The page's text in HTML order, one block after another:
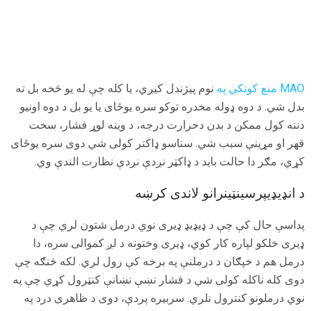
MAO منع کونکي په
نوم پیژندل کیږي، یا کله چې له یو څخه بل ته
بدل شي. د دوه ډوله مخدره توکو سره یوځاى یا یو بل د دوه اونیو
دننه کول ممکن د بدن دحرارت درجه، د وینه لوړ فشار، سخت
قهر او مړینې سبب شي. ستاسو ډاکتر کولی شي دوی سره یوځای
کړي، مګر دا حالت باید د ډاکټر نږدې نږدې نظارت الندې وي.
د انډیډیپرسینټینرانو لاندی کرښه
پداسې حال کې چې د ډیډیډ ډیری نوي درمل شتون لري چې د
ډیری خلکو لپاره کار کوي، ډیری وختونه د لږ کموالی سره، دا
درمل هم د خپګان د درملنې په برخه کې رول لري. لکه څنګه چې
دوی کله ناکله کولی شي د فشار نښې نښانې کنټرول کړي چې په
نوي درملونو کنترول نلري. سربیره پردې، دوی د ظاهری درد په